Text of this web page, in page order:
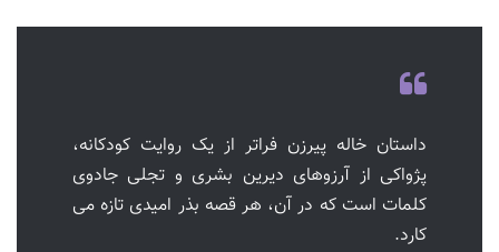
داستان خاله پیرزن فراتر از یک روایت کودکانه،
پژواکی از آرزوهای دیرین بشری و تجلی جادوی
کلمات است که در آن، هر قصه بذر امیدی تازه می
کارد.